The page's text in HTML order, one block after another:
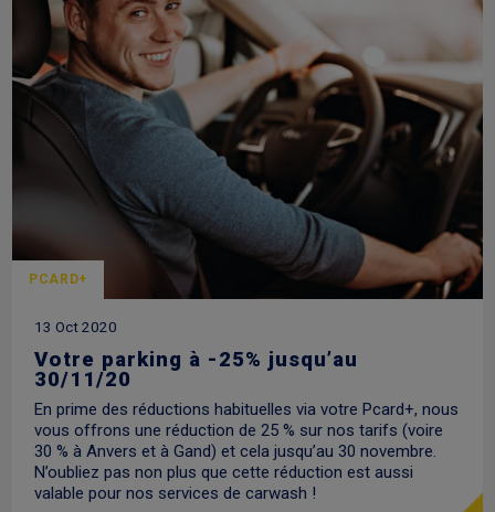
PCARD+
13 Oct 2020
Votre parking à -25% jusqu’au
30/11/20
En prime des réductions habituelles via votre Pcard+, nous
vous offrons une réduction de 25 % sur nos tarifs (voire
30 % à Anvers et à Gand) et cela jusqu’au 30 novembre.
N’oubliez pas non plus que cette réduction est aussi
valable pour nos services de carwash !